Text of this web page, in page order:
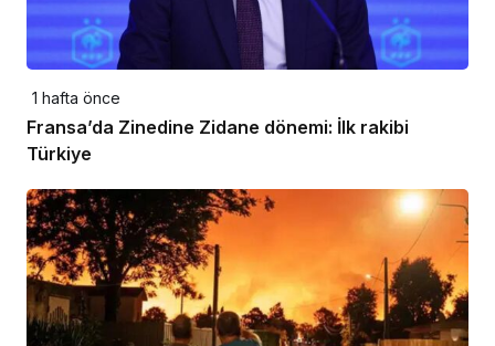
1 hafta önce
Fransa’da Zinedine Zidane dönemi: İlk rakibi
Türkiye